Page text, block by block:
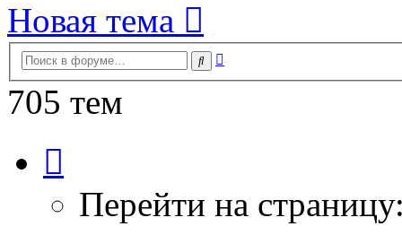
Новая тема
Поиск
705 тем
из
Перейти на